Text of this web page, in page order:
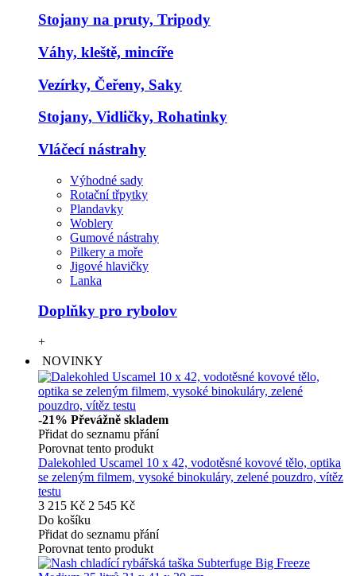
Stojany na pruty, Tripody
Váhy, kleště, mincíře
Vezírky, Čeřeny, Saky
Stojany, Vidličky, Rohatinky
Vláčecí nástrahy
Výhodné sady
Rotační třpytky
Plandavky
Woblery
Gumové nástrahy
Pilkery a moře
Jigové hlavičky
Lanka
Doplňky pro rybolov
+
NOVINKY
-21% Převážně skladem
Přidat do seznamu přání
Porovnat tento produkt
Dalekohled Uscamel 10 x 42, vodotěsné kovové tělo, optika
se zeleným filmem, vysoké binokuláry, zelené pouzdro, vítěz
testu
3 215 Kč 2 545 Kč
Do košíku
Přidat do seznamu přání
Porovnat tento produkt